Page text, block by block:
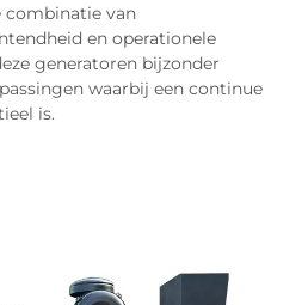
combinatie van
en operationele
generatoren bijzonder
waarbij een continue
is.